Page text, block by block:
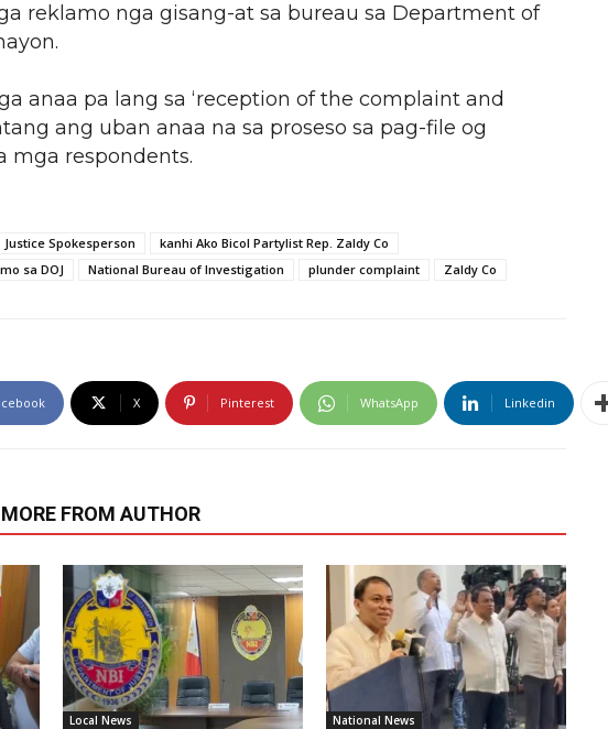
reklamo nga gisang-at sa bureau sa Department of
anaa pa lang sa ‘reception of the complaint and
ang uban anaa na sa proseso sa pag-file og
mga respondents.
Justice Spokesperson
kanhi Ako Bicol Partylist Rep. Zaldy Co
sa DOJ
National Bureau of Investigation plunder complaint Zaldy Co
X Pinterest WhatsApp Linkedin
MORE FROM AUTHOR
Local News National News